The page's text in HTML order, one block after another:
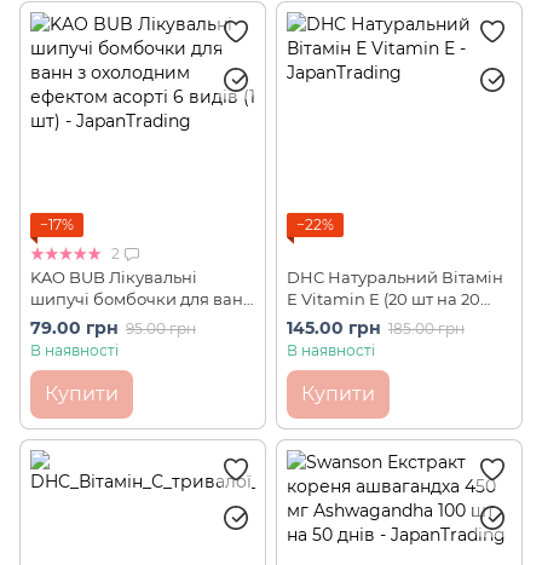
Для підвищення лібідо
Для підвищення потенції Знеболюючі засоби
Для зубів Для кишечника
Для сечового міхура Для печінки
Для підтримки надниркових залоз
Для підшлункової залози
Для зниження, нормалізації кров'яного тиску
Для зниження цукру в крові
Для зниження холестерину в крові
Від головного болю Від стенокардії
−17%
2
KAO BUB Лікувальні
шипучі бомбочки для ванн
з охолодним ефектом
асорті 6 видів (1 шт)
79.00 грн 95.00 грн
В наявності
Купити
−22%
DHC Натуральний Вітамін
Е Vitamin E (20 шт на 20
днів)
145.00 грн 185.00 грн
В наявності
Купити